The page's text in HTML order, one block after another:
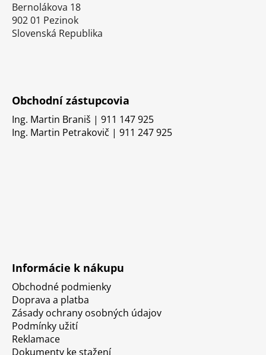
Bernolákova 18
902 01 Pezinok
Slovenská Republika
Obchodní zástupcovia
Ing. Martin Braniš | 911 147 925
Ing. Martin Petrakovič | 911 247 925
Informácie k nákupu
Obchodné podmienky
Doprava a platba
Zásady ochrany osobných údajov
Podmínky užití
Reklamace
Dokumenty ke stažení